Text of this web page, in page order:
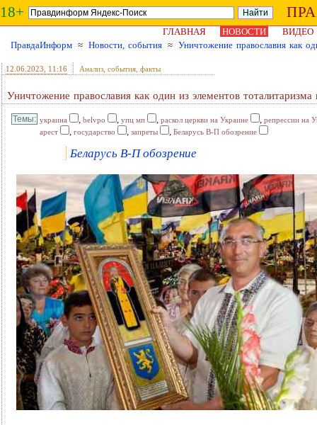
18+
ГЛАВНАЯ НОВОСТИ
ВИДЕО
ПравдаИнформ ≈ Новости, события ≈ Уничтожение православия как
12.06.2023 , 11:16 Анализ, события, факты
Уничтожение православия как один из элементов тоталитаризма
украина , belvpo , упц мп , раскол церкви на Украине , репрессии на
арест
, государство , запреты , Беларусь В-П обозрение
Беларусь В-П обозрение